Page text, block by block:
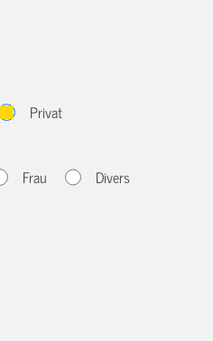
Privat
Frau Divers